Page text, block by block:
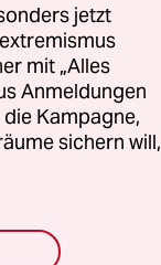
jetzt
mit „Alles
Anmeldungen
Kampagne,
sichern will,